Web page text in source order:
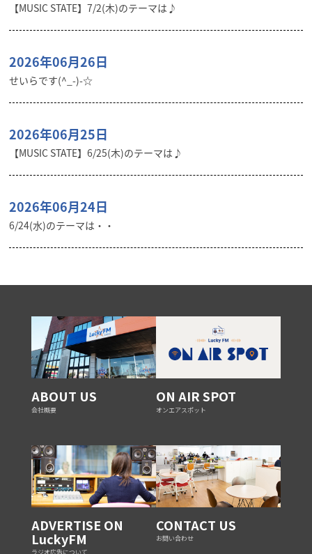
【MUSIC STATE】7/2(木)のテーマは♪
2026年06月26日
せいらです(^_-)-☆
2026年06月25日
【MUSIC STATE】6/25(木)のテーマは♪
2026年06月24日
6/24(水)のテーマは・・
ABOUT US
会社概要
ON AIR SPOT
オンエアスポット
ADVERTISE ON
LuckyFM
CONTACT US
お問い合わせ